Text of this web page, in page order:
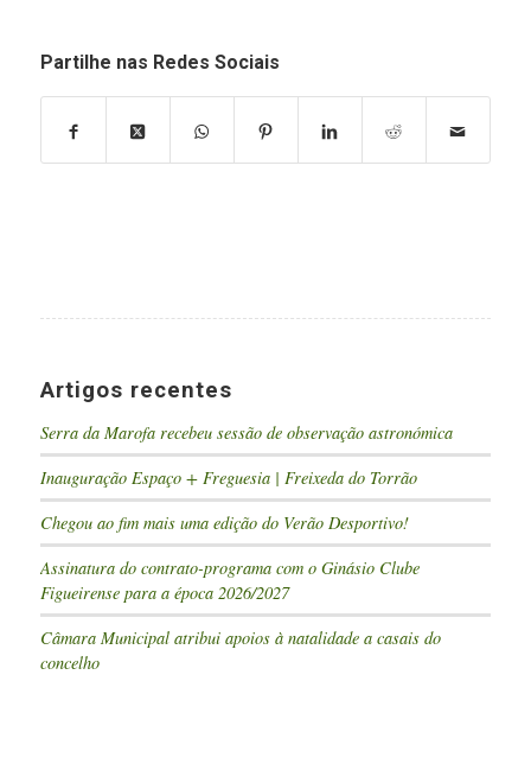
Partilhe nas Redes Sociais
Artigos recentes
Serra da Marofa recebeu sessão de observação astronómica
Inauguração Espaço + Freguesia | Freixeda do Torrão
Chegou ao fim mais uma edição do Verão Desportivo!
Assinatura do contrato-programa com o Ginásio Clube
Figueirense para a época 2026/2027
Câmara Municipal atribui apoios à natalidade a casais do
concelho